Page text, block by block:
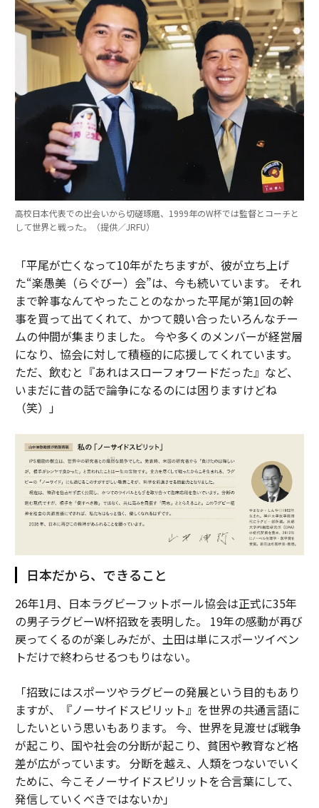
高校日本代表での出会いから切磋琢磨、1999年のW杯では監督とコーチと
して世界と戦った。（提供／JRFU）
「平尾が亡くなって10年がたちますが、彼が立ち上げ
た“楽愚美（らぐびー）会”は、今も続いています。 それ
まで幹事なんてやったことのなかった平尾が第1回の幹
事を買って出てくれて、かつて競い合ったいろんなチー
ムの仲間が集まりました。 今や多くのメンバーが経営層
になり、協会に対して積極的に応援してくれています。
ただ、飲むと『あれはスローフォワードだった』など、
いまだに昔の話で論争になるのには困りますけどね
（笑）」
日本だから、できること
26年1月、日本ラグビーフットボール協会は正式に35年
の男子ラグビーW杯招致を表明した。 19年の感動が再び
戻ってくるのが楽しみだが、土田は単にスポーツイベン
トだけで終わらせるつもりはない。
「招致にはスポーツやラグビーの発展という目的もあり
ますが、『ノーサイドスピリット』を世界の共通言語に
したいという思いもあります。 今、世界を見渡せば戦争
が起こり、国や社会の分断が起こり、貧困や教育など格
差が広がっています。 分断を越え、人類をつないでいく
ために、今こそノーサイドスピリットを合言葉にして、
発信していくべきではないか」